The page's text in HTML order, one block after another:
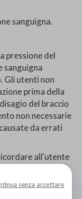
sanguigna.
pressione del
sanguigna
Gli utenti non
prima della
del braccio
non necessarie
da errati
all'utente
del
appare
del corpo"
senza accettare